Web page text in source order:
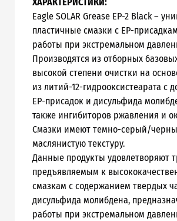
ХАРАКТЕРИСТИКИ:
Eagle SOLAR Grease EP-2 Black –
пластичные смазки с EP-
работы при экстремальном
Производятся из отборных
высокой степени очистки на
из литий-12-гидрооксистеарата с
EP-присадок и дисульфида
также ингибиторов ржавления и
Смазки имеют темно-серый/
маслянистую текстуру.
Данные продукты удовлетворяют
предъявляемым к
смазкам с содержанием твердых
дисульфида молибдена,
работы при экстремальном